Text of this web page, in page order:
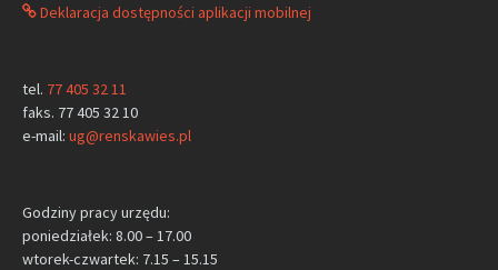
Deklaracja dostępności aplikacji mobilnej
tel. 77 405 32 11
faks. 77 405 32 10
e-mail: ug@renskawies.pl
Godziny pracy urzędu:
poniedziałek: 8.00 – 17.00
wtorek-czwartek: 7.15 – 15.15